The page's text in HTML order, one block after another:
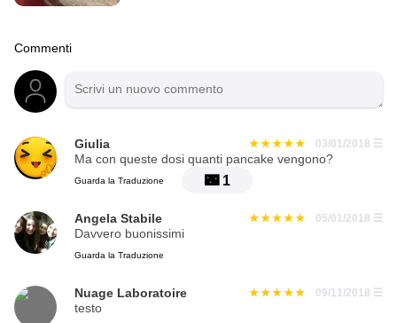
Commenti
Giulia 03/01/2018 ☰
Ma con queste dosi quanti pancake vengono?
Guarda la Traduzione 🌃 1
Angela Stabile 05/01/2018 ☰
Davvero buonissimi
Guarda la Traduzione
Nuage Laboratoire 09/11/2018 ☰
testo